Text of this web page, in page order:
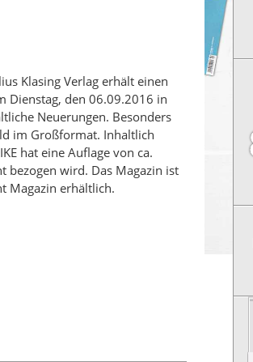
Klasing Verlag erhält einen
Dienstag, den 06.09.2016 in
Neuerungen. Besonders
im Großformat. Inhaltlich
hat eine Auflage von ca.
bezogen wird. Das Magazin ist
Magazin erhältlich.